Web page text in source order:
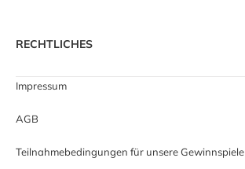
RECHTLICHES
Impressum
AGB
Teilnahmebedingungen für unsere Gewinnspiele